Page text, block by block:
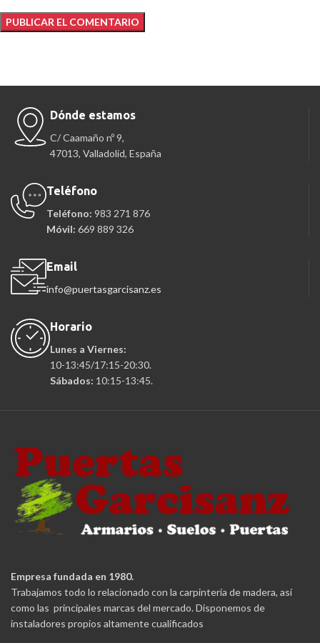
Dónde estamos
C/ Caamaño nº 9,
47013, Valladolid, España
Teléfono
Teléfono: 983 271 876
Móvil: 669 889 326
Email
info@puertasgarcisanz.es
Horario
Lunes a Viernes:
10-13:45/17:15-20:30.
Sábados: 10:15-13:45.
Empresa fundada en 1980.
Trabajamos todo lo relacionado con la carpintería de madera, así
como las principales marcas del mercado. Disponemos de
instaladores propios altamente cualificados